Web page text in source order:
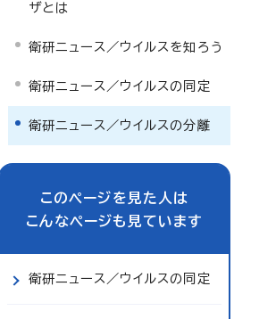
ザとは
衛研ニュース／ウイルスを知ろう
衛研ニュース／ウイルスの同定
衛研ニュース／ウイルスの分離
このページを見た人は
こんなページも見ています
衛研ニュース／ウイルスの同定